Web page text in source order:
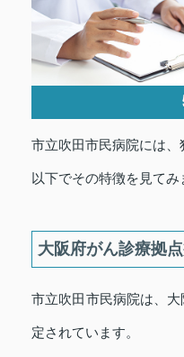
市立吹田市民病院には、
以下でその特徴を見てみ
大阪府がん診療拠
市立吹田市民病院は、
定されています。